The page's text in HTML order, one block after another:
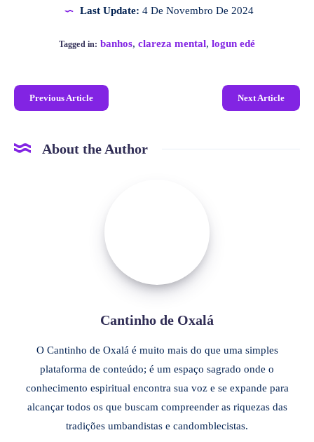
Last Update: 4 De Novembro De 2024
Tagged in: banhos,clareza mental,logun edé
Previous Article Next Article
About the Author
Cantinho de Oxalá
O Cantinho de Oxalá é muito mais do que uma simples
plataforma de conteúdo; é um espaço sagrado onde o
conhecimento espiritual encontra sua voz e se expande para
alcançar todos os que buscam compreender as riquezas das
tradições umbandistas e candomblecistas.